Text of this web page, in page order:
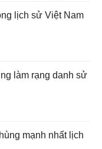
lịch sử Việt Nam
làm rạng danh sử
mạnh nhất lịch